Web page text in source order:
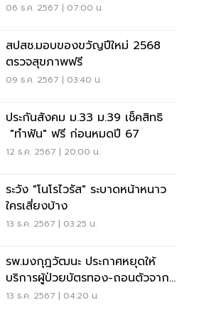
06 ธ.ค. 2567 | 07:00 น.
สปสช.มอบของขวัญปีใหม่ 2568
ตรวจสุขภาพฟรี
09 ธ.ค. 2567 | 03:40 น.
ประกันสังคม ม.33 ม.39 เช็คสิทธิ
"ทำฟัน" ฟรี ก่อนหมดปี 67
12 ธ.ค. 2567 | 20:00 น.
ระวัง "โนโรไวรัส" ระบาดหน้าหนาว
ใครเสี่ยงบ้าง
13 ธ.ค. 2567 | 03:25 น.
รพ.มงกุฎวัฒนะ ประกาศหยุดให้
บริการผู้ป่วยบัตรทอง-ถอนตัวจาก
สปสช.
13 ธ.ค. 2567 | 04:20 น.